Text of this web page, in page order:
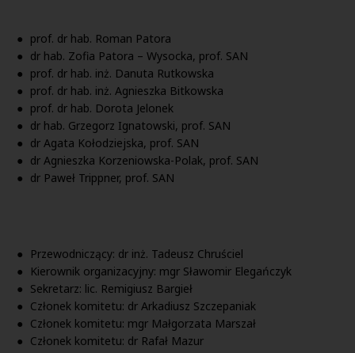
prof. dr hab. Roman Patora
dr hab. Zofia Patora – Wysocka, prof. SAN
prof. dr hab. inż. Danuta Rutkowska
prof. dr hab. inż. Agnieszka Bitkowska
prof. dr hab. Dorota Jelonek
dr hab. Grzegorz Ignatowski, prof. SAN
dr Agata Kołodziejska, prof. SAN
dr Agnieszka Korzeniowska-Polak, prof. SAN
dr Paweł Trippner, prof. SAN
Przewodniczący: dr inż. Tadeusz Chruściel
Kierownik organizacyjny: mgr Sławomir Elegańczyk
Sekretarz: lic. Remigiusz Bargieł
Członek komitetu: dr Arkadiusz Szczepaniak
Członek komitetu: mgr Małgorzata Marszał
Członek komitetu: dr Rafał Mazur